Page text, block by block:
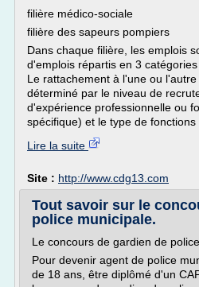
filière médico-sociale
filière des sapeurs pompiers
Dans chaque filière, les emplois
d'emplois répartis en 3
Le rattachement à l'une ou
déterminé par le niveau de
d'expérience professionnelle ou
spécifique) et le type de fonctions
Lire la suite
Site : http://www.cdg13.com
Tout savoir sur le
police municipale.
Le concours de gardien de
Pour devenir agent de police
de 18 ans, être diplômé d'un